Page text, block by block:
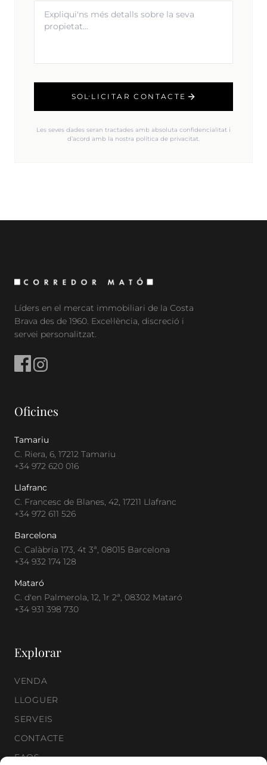
SOL·LICITAR CONTACTE
Les seves dades seran tractades amb absoluta confidencialitat i
d’acord amb la nostra política de privacitat.
Líders en el mercat immobiliari de la Costa
Brava des de 1960. Excel·lència, discreció i
servei personalitzat.
Oficines
Tamariu
C. Riera, 6, 17212 Tamariu
+34 972 620 016
Llafranc
C. Francesc de Blanes, 42, 17211 Llafranc
+34 972 611 526
Barcelona
C. Calàbria 173, 4t 3ª, 08015 Barcelona
+34 932 174 128
Mataró
C. d'en Palmerola, 12, 1r 2ª, 08302 Mataró
+34 931 398 730
Explorar
VENDA
LLOGUER
SERVEIS
CONTACTE
FAQS